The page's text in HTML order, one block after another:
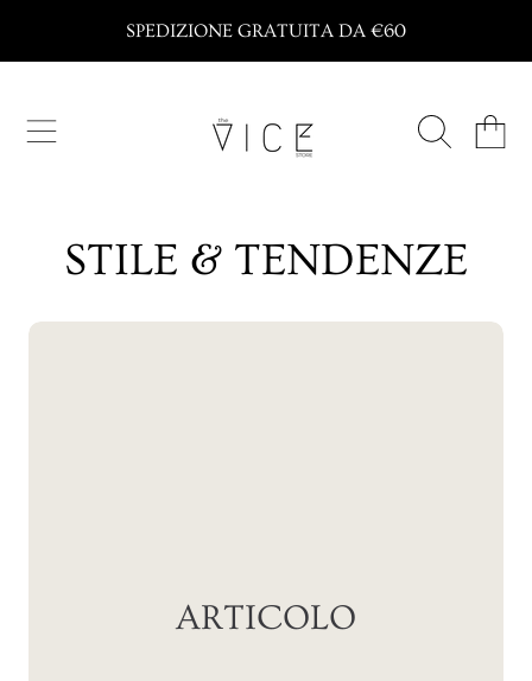
VAI AL CONTENUTO
SPEDIZIONE GRATUITA DA €60
STILE & TENDENZE
ARTICOLO